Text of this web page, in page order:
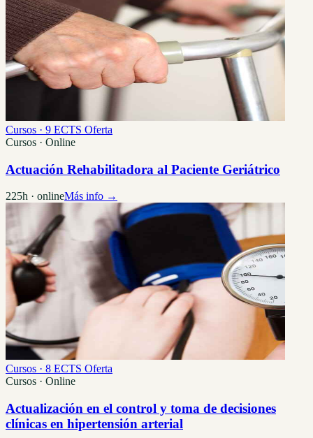
Cursos · 9 ECTS Oferta
Cursos · Online
Actuación Rehabilitadora al Paciente Geriátrico
225h · onlineMás info →
Cursos · 8 ECTS Oferta
Cursos · Online
Actualización en el control y toma de decisiones
clínicas en hipertensión arterial